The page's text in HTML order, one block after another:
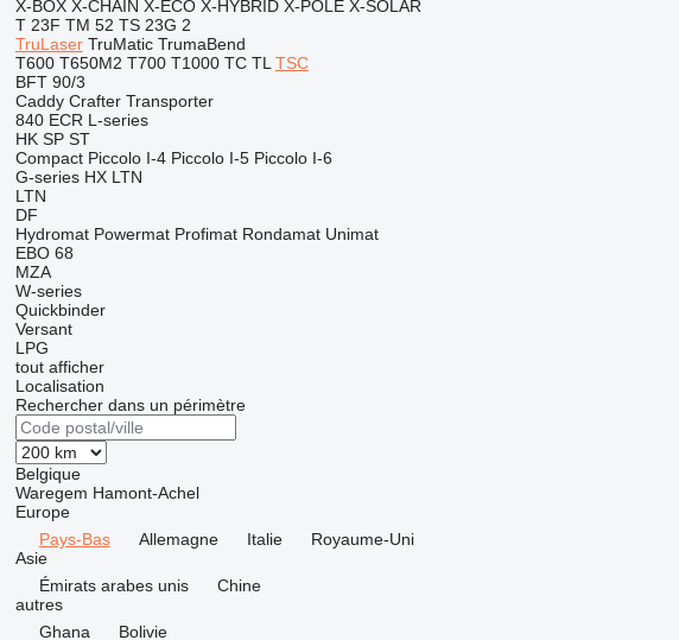
X-BOX X-CHAIN X-ECO X-HYBRID X-POLE X-SOLAR
T 23F TM 52 TS 23G 2
TruLaser TruMatic TrumaBend
T600 T650M2 T700 T1000 TC TL TSC
BFT 90/3
Caddy Crafter Transporter
840 ECR L-series
HK SP ST
Compact Piccolo I-4 Piccolo I-5 Piccolo I-6
G-series HX LTN
LTN
DF
Hydromat Powermat Profimat Rondamat Unimat
EBO 68
MZA
W-series
Quickbinder
Versant
LPG
tout afficher
Localisation
Rechercher dans un périmètre
Belgique
Waregem Hamont-Achel
Europe
Pays-Bas
Allemagne Italie
Royaume-Uni
Asie
Émirats arabes unis
Chine
autres
Ghana
Bolivie